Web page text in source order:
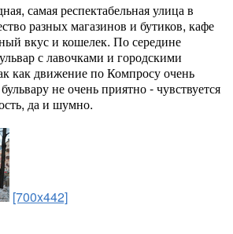
самая респектабельная улица в
разных магазинов и бутиков, кафе
вкус и кошелек. По середине
с лавочками и городскими
как движение по Компросу очень
не очень приятно - чувствуется
да и шумно.
[700x442]